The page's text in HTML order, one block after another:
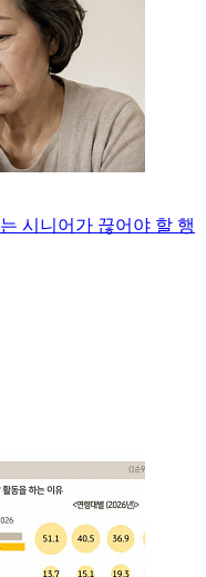
시니어가 끊어야 할 행